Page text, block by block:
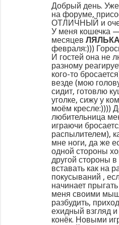
Добрый день. Уже
на форуме,
ОТЛИЧНЫЙ и
У меня кошечка
месяцев
февраля:)))
И гостей она не
разному
кого-то
везде (мою
сидит, готовлю
уголке, сижу у
моём кресле:))))
любительница
играючи
распылителем),
мне ноги, да же
одной стороны
другой стороны
вставать как на
покусываний ,
начинает
меня своими
разбудить,
ехидный взгляд
конёк. Новыми